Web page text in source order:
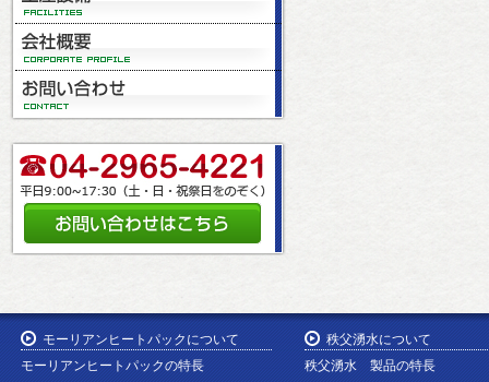
モーリアンヒートパックについて
モーリアンヒートパックの特長
秩父湧水について
秩父湧水 製品の特長